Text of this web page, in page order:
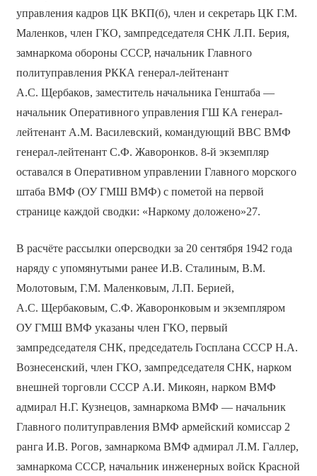
управления кадров ЦК ВКП(б), член и секретарь ЦК Г.М.
Маленков, член ГКО, зампредседателя СНК Л.П. Берия,
замнаркома обороны СССР, начальник Главного
политуправления РККА генерал-лейтенант
А.С. Щербаков, заместитель начальника Генштаба —
начальник Оперативного управления ГШ КА генерал-
лейтенант А.М. Василевский, командующий ВВС ВМФ
генерал-лейтенант С.Ф. Жаворонков. 8-й экземпляр
оставался в Оперативном управлении Главного морского
штаба ВМФ (ОУ ГМШ ВМФ) с пометой на первой
странице каждой сводки: «Наркому доложено»27.
В расчёте рассылки оперсводки за 20 сентября 1942 года
наряду с упомянутыми ранее И.В. Сталиным, В.М.
Молотовым, Г.М. Маленковым, Л.П. Берией,
А.С. Щербаковым, С.Ф. Жаворонковым и экземпляром
ОУ ГМШ ВМФ указаны член ГКО, первый
зампредседателя СНК, председатель Госплана СССР Н.А.
Вознесенский, член ГКО, зампредседателя СНК, нарком
внешней торговли СССР А.И. Микоян, нарком ВМФ
адмирал Н.Г. Кузнецов, замнаркома ВМФ — начальник
Главного политуправления ВМФ армейский комиссар 2
ранга И.В. Рогов, замнаркома ВМФ адмирал Л.М. Галлер,
замнаркома СССР, начальник инженерных войск Красной